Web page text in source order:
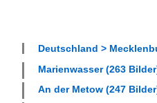
Deutschland >
Marienwasser (263
An der Metow (247